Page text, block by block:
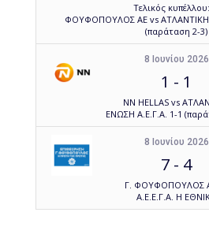
Τελικός
ΦΟΥΦΟΠΟΥΛΟΣ ΑΕ vs ΑΤΛΑΝΤΙΚΗ
(παράταση 2-3)
8 Ιουνίου 2026
1 - 1
NN HELLAS vs
ΕΝΩΣΗ Α.Ε.Γ.Α. 1-1
8 Ιουνίου 2026
7 - 4
Γ. ΦΟΥΦΟΠΟΥΛΟΣ
Α.Ε.Ε.Γ.Α. Η